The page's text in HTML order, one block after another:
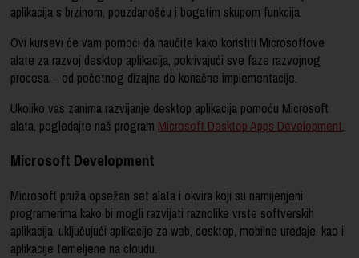
aplikacija s brzinom, pouzdanošću i bogatim skupom funkcija.
Ovi kursevi će vam pomoći da naučite kako koristiti Microsoftove
alate za razvoj desktop aplikacija, pokrivajući sve faze razvojnog
procesa – od početnog dizajna do konačne implementacije.
Ukoliko vas zanima razvijanje desktop aplikacija pomoću Microsoft
alata, pogledajte naš program Microsoft Desktop Apps Development.
Microsoft Development
Microsoft pruža opsežan set alata i okvira koji su namijenjeni
programerima kako bi mogli razvijati raznolike vrste softverskih
aplikacija, uključujući aplikacije za web, desktop, mobilne uređaje, kao i
aplikacije temeljene na cloudu.